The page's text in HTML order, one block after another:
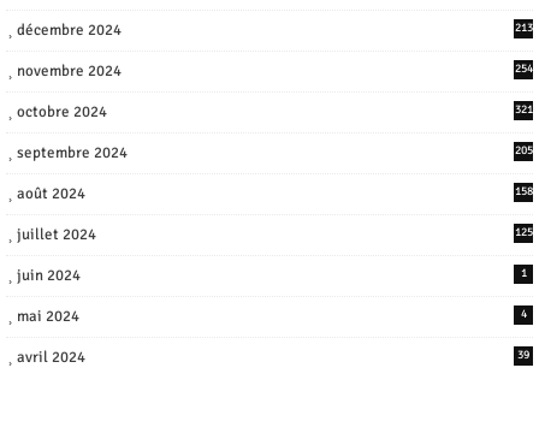
décembre 2024 213
novembre 2024 254
octobre 2024 321
septembre 2024 205
août 2024 158
juillet 2024 125
juin 2024 1
mai 2024 4
avril 2024 39